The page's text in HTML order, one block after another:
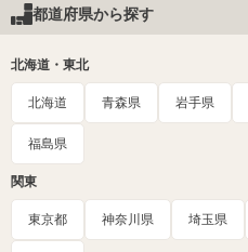
都道府県から探す
北海道・東北
北海道 青森県 岩手県
福島県
関東
東京都 神奈川県 埼玉県